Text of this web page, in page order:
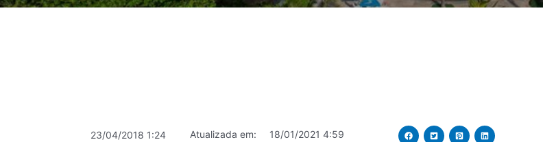
23/04/2018 1:24 Atualizada em: 18/01/2021 4:59